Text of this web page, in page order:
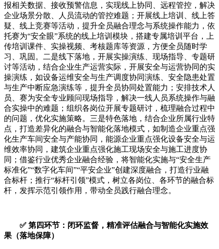
报相关数据、接收预警信息，实现线上协同、远程管控，解决
企业场景分散、人员流动的管控难题；开展线上培训、线上答
疑、线上竞赛等活动，提升全员融合理念与系统操作能力，依
托赛为“安全眼”系统的线上培训模块，搭建专属培训平台，上
传培训课件、实操视频、考核题库等资源，方便全员随时学
习、巩固。二是线下落地，开展实操演练、现场指导、专题研
讨等活动，结合企业生产运营实际，开展安全与运营协同的实
操演练，如设备运维安全与生产调度协同演练、安全隐患处置
与生产中断应急演练等，提升全员协同处置能力；安排技术人
员、赛为安全专业顾问现场指导，解决一线人员系统操作与融
合实操中的难题；组织各岗位开展专题研讨，梳理融合过程中
的问题，优化实施策略。三是特色落地，结合企业所属行业特
点，打造差异化的融合与智能化落地模式，如制造企业重点强
化生产车间安全与产能协同，能源企业重点强化设备安全与运
维效率协同，建筑企业重点强化施工现场安全与施工进度协
同；借鉴行业优秀企业融合经验，将智能化实施与“安全生产
标准化”“数字化车间”“平安企业”创建深度融合，打造行业融
合标杆；推行“标杆引领”模式，树立各岗位、各环节的融合标
杆，发挥示范引领作用，带动全员践行融合理念。
✅ 第四环节：闭环监督，精准评估融合与智能化实施效
果（落地保障）